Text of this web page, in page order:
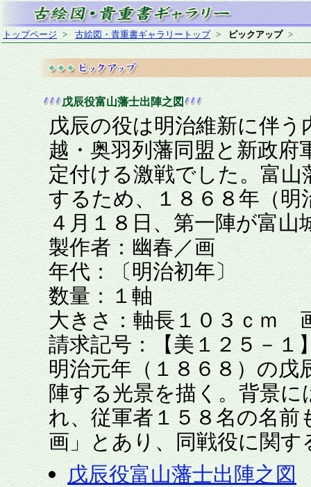
トップページ > 古絵図・貴重書ギャラリートップ > ピックアップ >
戊辰役富山藩士出陣之図
戊辰の役は明治維新に伴う
越・奥羽列藩同盟と新政府
定付ける激戦でした。富
するため、１８６８年（明
４月１８日、第一陣が富
製作者：幽春／画
年代：〔明治初年〕
数量：１軸
大きさ：軸長１０３ｃｍ
請求記号：【美１２５－１
明治元年（１８６８）の
陣する光景を描く。背景
れ、従軍者１５８名の名
画」とあり、同戦役に関
戊辰役富山藩士出陣之図